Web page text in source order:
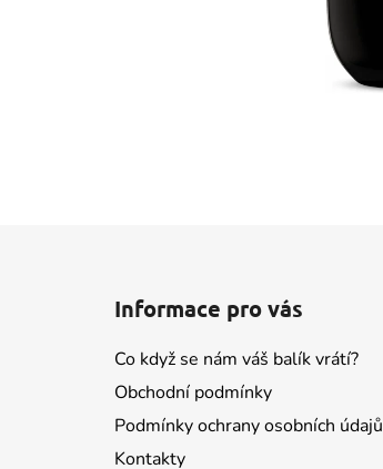
Informace pro vás
Co když se nám váš balík vrátí?
Obchodní podmínky
Podmínky ochrany osobních údajů
Kontakty